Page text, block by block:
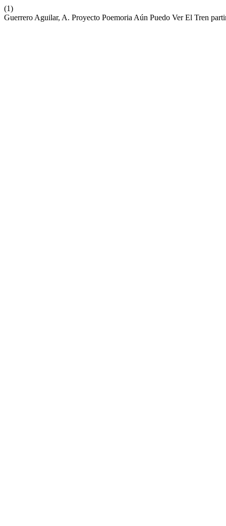
(1)
Guerrero Aguilar, A. Proyecto Poemoria Aún Puedo Ver El Tren